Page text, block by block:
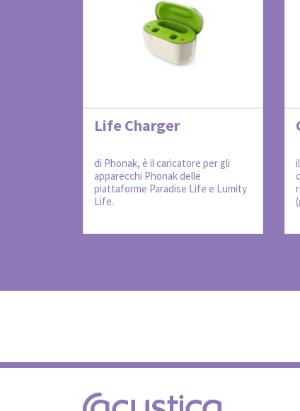
Life Charger
di Phonak, è il caricatore per gli
apparecchi Phonak delle
piattaforme Paradise Life e Lumity
Life.